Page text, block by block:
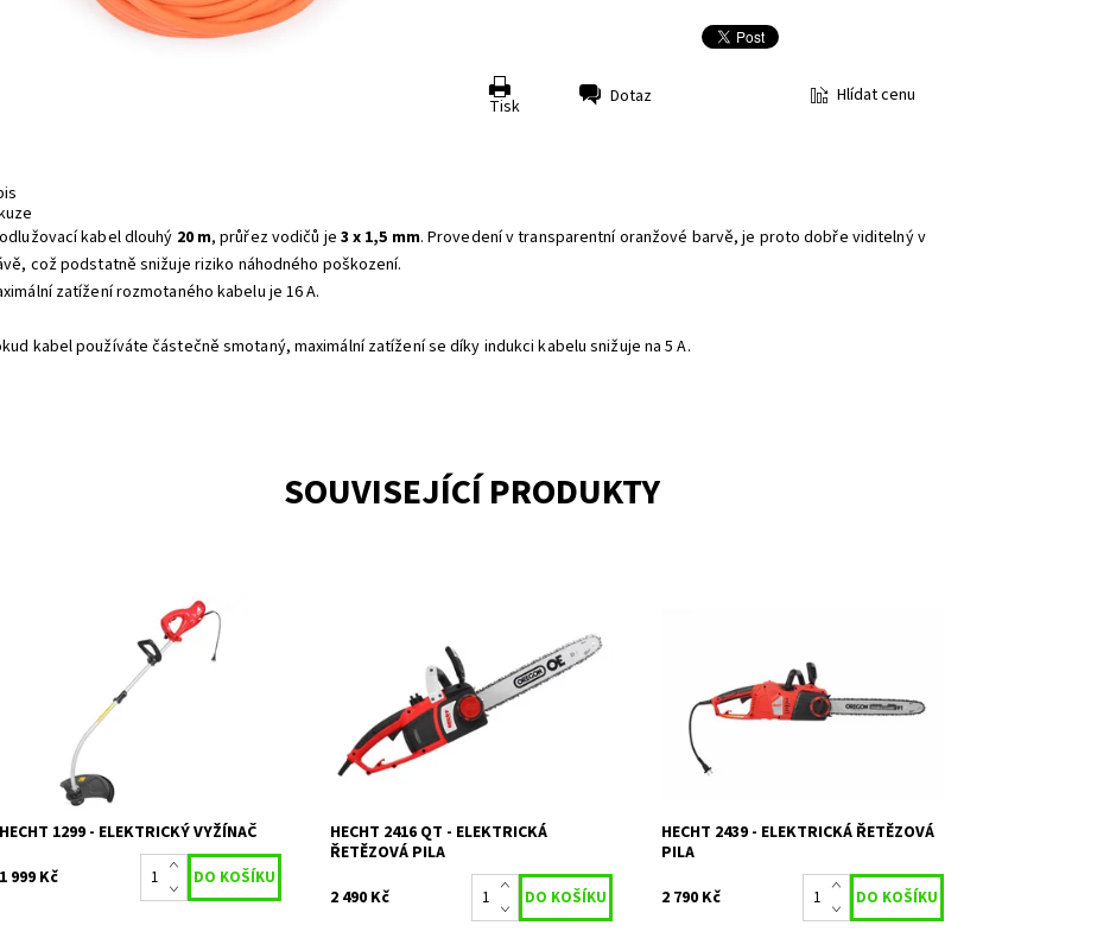
Tisk Dotaz Hlídat cenu
kabel dlouhý 20 m, průřez vodičů je 3 x 1,5 mm. Provedení v transparentní oranžové barvě, je proto dobře viditelný v
což podstatně snižuje riziko náhodného poškození.
zatížení rozmotaného kabelu je 16 A.
kabel používáte částečně smotaný, maximální zatížení se díky indukci kabelu snižuje na 5 A.
SOUVISEJÍCÍ PRODUKTY
Elektrický strunový vyžínač s dělitelnou
hřídelí a ramenním popruhem. Příkon
1200 W. Záběr 38 cm. Hmotnost 4,43 kg.
Dostupnost:
2 roky
HECHT 1299 - ELEKTRICKÝ VYŽÍNAČ
1 999 Kč
Elektrická řetězová pila. SOFT-START.
Příkon 2400 W. Délka lišty 40 cm.
Hmotnost 4,7 kg. Snadné rychloupínání
Dostupnost:
Skladem 1
Kód:
335
Značka:
HECHT 2416 QT - ELEKTRICKÁ
ŘETĚZOVÁ PILA
2 490 Kč
lišty OREGON 40 cm. Hmotnost bez
řezného příslušenství 5 kg. SOFT-
START, zubová opěrka, odlehčení
pnutí...
Dostupnost:
HECHT 2439 - ELEKTRICKÁ ŘETĚZOVÁ
PILA
2 790 Kč